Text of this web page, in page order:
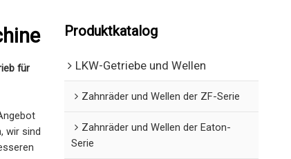
für
wir sind
Produktkatalog
LKW-Getriebe und Wellen
Zahnräder und Wellen der ZF-Serie
Zahnräder und Wellen der Eaton-
Serie